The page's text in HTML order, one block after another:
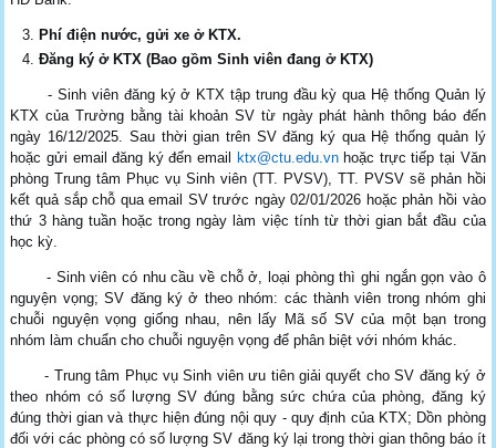
Phí điện nước, gửi xe ở KTX.
Đăng ký ở KTX (Bao gồm Sinh viên đang ở KTX)
- Sinh viên đăng ký ở KTX tập trung đầu kỳ qua Hệ thống Quản lý
KTX của Trường bằng tài khoản SV từ ngày phát hành thông báo đến
ngày 16/12/2025. Sau thời gian trên SV đăng ký qua Hệ thống quản lý
hoặc gửi email đăng ký đến email
ktx@ctu.edu.vnhoặc trực tiếp tại Văn
phòng Trung tâm Phục vụ Sinh viên (TT. PVSV), TT. PVSV sẽ phản hồi
kết quả sắp chỗ qua email SV trước ngày 02/01/2026 hoặc phản hồi vào
thứ 3 hàng tuần hoặc trong ngày làm việc tính từ thời gian bắt đầu của
học kỳ.
- Sinh viên có nhu cầu về chỗ ở, loại phòng thì ghi ngắn gọn vào ô
nguyện vọng; SV đăng ký ở theo nhóm: các thành viên trong nhóm ghi
chuỗi nguyện vọng giống nhau, nên lấy Mã số SV của một bạn trong
nhóm làm chuẩn cho chuỗi nguyện vọng để phân biệt với nhóm khác.
- Trung tâm Phục vụ Sinh viên ưu tiên giải quyết cho SV đăng ký ở
theo nhóm có số lượng SV đúng bằng sức chứa của phòng, đăng ký
đúng thời gian và thực hiện đúng nội quy - quy định của KTX; Dồn phòng
đối với các phòng có số lượng SV đăng ký lại trong thời gian thông báo ít